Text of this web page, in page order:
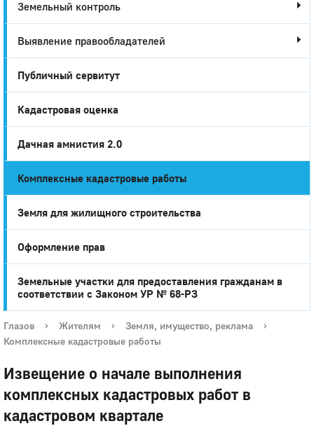
Земельный контроль
Выявление правообладателей
Публичный сервитут
Кадастровая оценка
Дачная амнистия 2.0
Комплексные кадастровые работы
Земля для жилищного строительства
Оформление прав
Земельные участки для предоставления гражданам в
соответствии с Законом УР № 68-РЗ
Глазов › Жителям › Земля, имущество, реклама
›
Комплексные кадастровые работы
Извещение о начале выполнения
комплексных кадастровых работ в
кадастровом квартале